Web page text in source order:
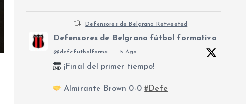
Defensores de Belgrano Retweeted
Defensores de Belgrano fútbol formativo
@defefutbolforma · 5 Ago
¡Final del primer tiempo!
Almirante Brown 0-0#Defe